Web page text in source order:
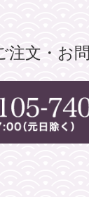
注文・お